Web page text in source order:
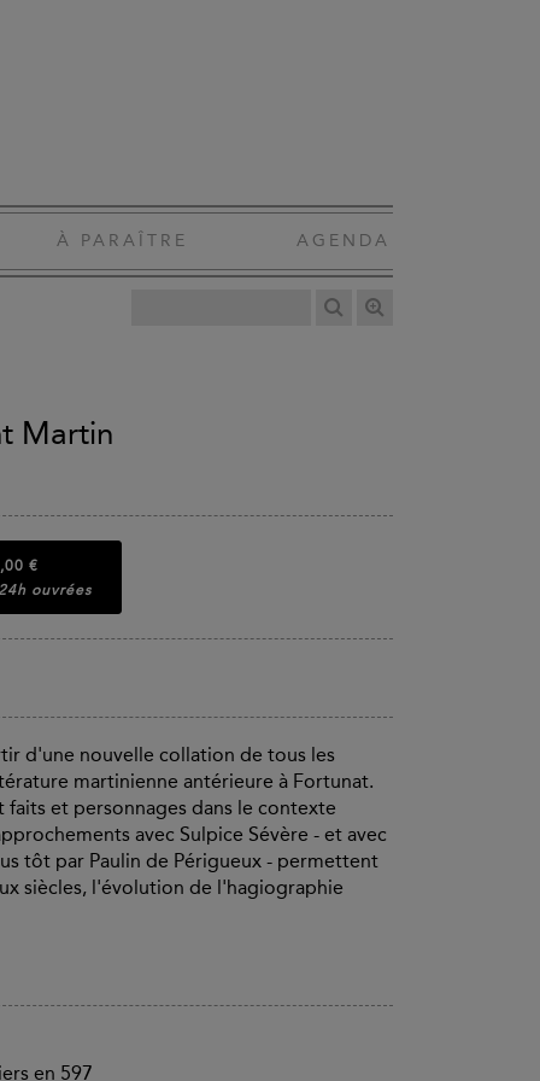
À PARAÎTRE AGENDA
Martin
€
ouvrées
d'une nouvelle collation de tous les
martinienne anté­rieure à Fortunat.
et personnages dans le contexte
avec Sulpice Sévère - et avec
tôt par Paulin de Périgueux - permettent
siècles, l'évolution de l'hagiographie
en 597